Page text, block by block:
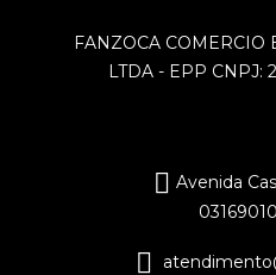
FANZOCA COMERCIO
LTDA - EPP CNPJ:
Avenida